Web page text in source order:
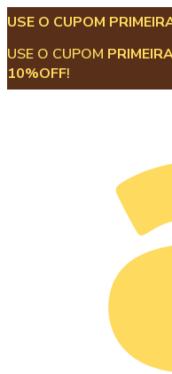
USE O CUPOM
USE O CUPOM
10%OFF!